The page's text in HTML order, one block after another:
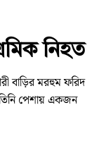
নিহত
বাড়ির মরহুম ফরিদ
তিনি পেশায় একজন